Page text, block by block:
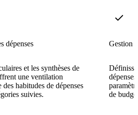
dépenses
et les synthèses de
une ventilation
habitudes de dépenses
suivies.
Gestion
de